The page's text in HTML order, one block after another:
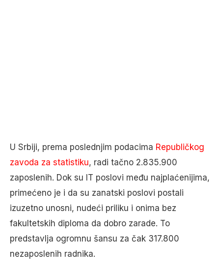
U Srbiji, prema poslednjim podacima Republičkog
zavoda za statistiku, radi tačno 2.835.900
zaposlenih. Dok su IT poslovi među najplaćenijima,
primećeno je i da su zanatski poslovi postali
izuzetno unosni, nudeći priliku i onima bez
fakultetskih diploma da dobro zarade. To
predstavlja ogromnu šansu za čak 317.800
nezaposlenih radnika.